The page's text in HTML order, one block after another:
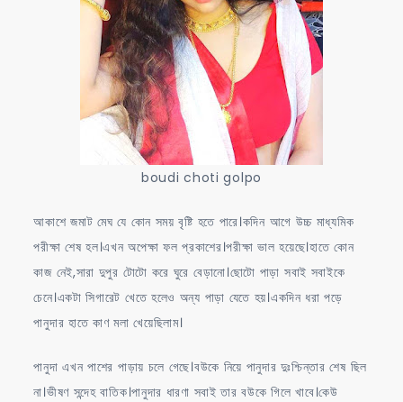
boudi choti golpo
আকাশে জমাট মেঘ যে কোন সময় বৃষ্টি হতে পারে।কদিন আগে উচ্চ মাধ্যমিক
পরীক্ষা শেষ হল।এখন অপেক্ষা ফল প্রকাশের।পরীক্ষা ভাল হয়েছে।হাতে কোন
কাজ নেই,সারা দুপুর টোটো করে ঘুরে বেড়ানো।ছোটো পাড়া সবাই সবাইকে
চেনে।একটা সিগারেট খেতে হলেও অন্য পাড়া যেতে হয়।একদিন ধরা পড়ে
পানুদার হাতে কাণ মলা খেয়েছিলাম।
পানুদা এখন পাশের পাড়ায় চলে গেছে।বউকে নিয়ে পানুদার দুঃশ্চিন্তার শেষ ছিল
না।ভীষণ সন্দেহ বাতিক।পানুদার ধারণা সবাই তার বউকে গিলে খাবে।কেউ